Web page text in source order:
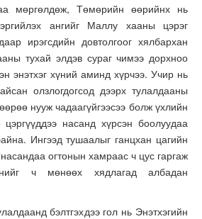
мөргөлдөж, Төмөрийн өөрийнх нь
ангийг Маллу хааны цэрэг
ирэгсдийн довтолгоог хялбархан
тухай элдэв сураг чимээ дорхноо
энэтхэг хүний аминд хүрчээ. Учир нь
олзлогдогсод дээрх тулалдааны
нууж чадаагүйгээсээ болж үхлийн
насанд хүрсэн боолуудаа
Ингээд тушаалыг ганцхан цагийн
огтонын хамраас ч цус гаргаж
ч мөнөөх хядлагад албадан
бэлтгэхдээ гол нь Энэтхэгийн